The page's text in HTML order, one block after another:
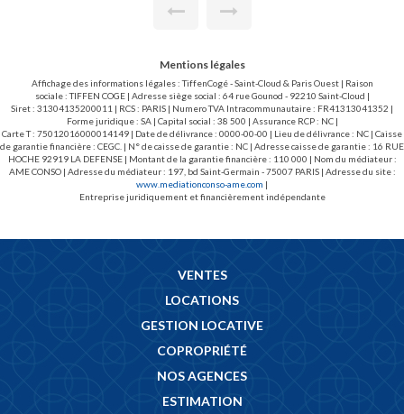
Mentions légales
Affichage des informations légales : TiffenCogé - Saint-Cloud & Paris Ouest | Raison
sociale : TIFFEN COGE | Adresse siège social : 64 rue Gounod - 92210 Saint-Cloud |
Siret : 31304135200011 | RCS : PARIS | Numero TVA Intracommunautaire : FR41313041352 |
Forme juridique : SA | Capital social : 38 500 | Assurance RCP : NC |
Carte T : 75012016000014149 | Date de délivrance : 0000-00-00 | Lieu de délivrance : NC | Caisse
de garantie financière : CEGC. | N° de caisse de garantie : NC | Adresse caisse de garantie : 16 RUE
HOCHE 92919 LA DEFENSE | Montant de la garantie financière : 110 000 | Nom du médiateur :
AME CONSO | Adresse du médiateur : 197, bd Saint-Germain - 75007 PARIS | Adresse du site :
www.mediationconso-ame.com |
Entreprise juridiquement et financièrement indépendante
VENTES
LOCATIONS
GESTION LOCATIVE
COPROPRIÉTÉ
NOS AGENCES
ESTIMATION